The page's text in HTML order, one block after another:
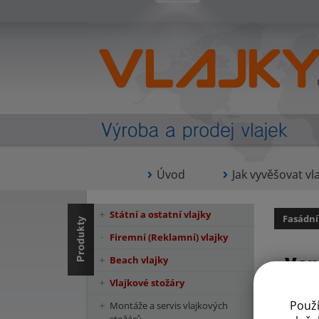
Úvod Jak vyvěšovat
Státní a ostatní vlajky
Firemní (Reklamní) vlajky
Beach vlajky
Vlajkové stožáry
Montáže a servis vlajkových